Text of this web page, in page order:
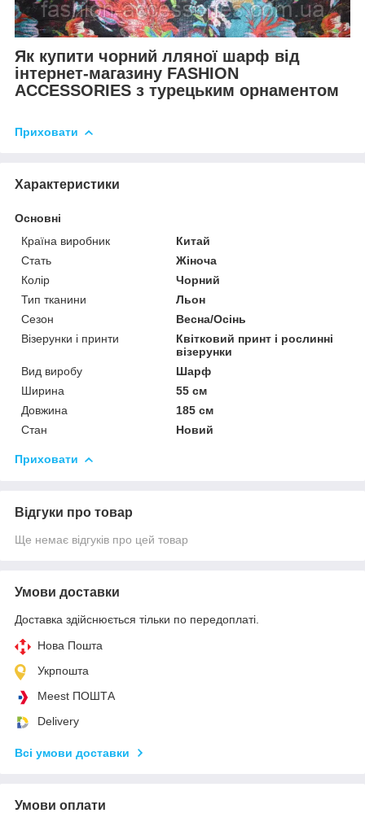
Як купити чорний лляної шарф від
інтернет-магазину FASHION
ACCESSORIES з турецьким орнаментом
Приховати
Характеристики
Основні
Країна виробник
Китай
Стать
Жіноча
Колір
Чорний
Тип тканини
Льон
Сезон
Весна/Осінь
Візерунки і принти
Квітковий принт і рослинні
візерунки
Вид виробу
Шарф
Ширина
55 см
Довжина
185 см
Стан
Новий
Приховати
Відгуки про товар
Ще немає відгуків про цей товар
Умови доставки
Доставка здійснюється тільки по передоплаті.
Нова Пошта
Укрпошта
Meest ПОШТА
Delivery
Всі умови доставки
Умови оплати